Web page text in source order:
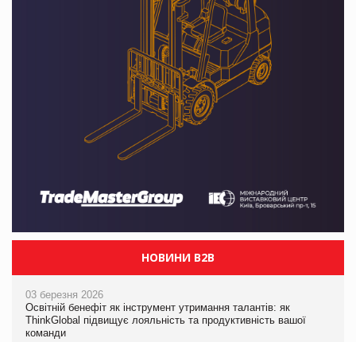
НОВИНИ B2B
03 березня 2026
Освітній бенефіт як інструмент утримання талантів: як
ThinkGlobal підвищує лояльність та продуктивність вашої
команди